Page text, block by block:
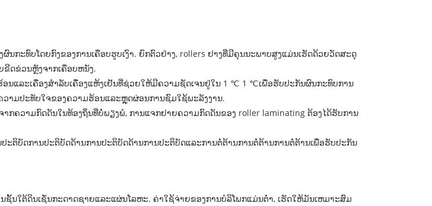
ກະທົບໂດຍກົງຂອງການເຄືອບຮູບເງົາ. ຍົກຕົວຢ່າງ, rollers ຢາງທີ່ມີຄຸນນະພາບສູງແມ່ນເຮັດດ້ວຍວັດສະດຸ
ດຂ່ວນຫຼັງຈາກເຄືອບຫນັງ.
ນແລະເຄື່ອງສໍາລັບເຄື່ອງແຫ້ງເຢັນທີ່ຊ່ວຍໃຫ້ມີຄວາມຊັດເຈນຢູ່ໃນ 1 ℃ 1 ℃ເພື່ອຮັບປະກັນຜົນກະທົບການ
ວາມປະທັບໃຈຂອງຄວາມຮ້ອນແລະຫຼຸດຜ່ອນການຊົມໃຊ້ພະລັງງານ.
າກຄວາມກົດດັນໃນທ້ອງຖິ່ນທີ່ບໍ່ພຽງພໍ, ການແຈກຢາຍຄວາມກົດດັນຂອງ roller laminating ຕ້ອງໄດ້ຮັບການ
ຕິບັດການປະຕິບັດດ້ານການປະຕິບັດດ້ານການປະຕິບັດແລະການຕໍ່ຕ້ານການຕໍ່ຕ້ານການຕໍ່ຕ້ານເພື່ອຮັບປະກັນ
ຕ້ດິນເຊັ່ນກະດາດຊາຍແລະແຜ່ນໂລຫະ. ຄ່າໃຊ້ຈ່າຍຂອງການບໍລິໂພກແມ່ນຕໍ່າ, ເຮັດໃຫ້ມັນເຫມາະສົມ